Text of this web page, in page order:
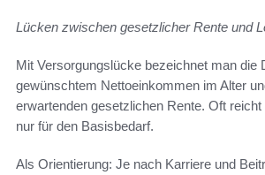
Lücken zwischen gesetzlicher Rente und
Mit Versorgungslücke bezeichnet man die
gewünschtem Nettoeinkommen im Alter
erwartenden gesetzlichen Rente. Oft reicht
nur für den Basisbedarf.
Als Orientierung: Je nach Karriere und